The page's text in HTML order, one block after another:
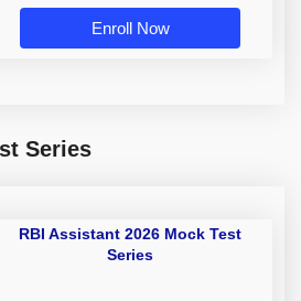
Enroll Now
Series
RBI Assistant 2026 Mock Test
Series